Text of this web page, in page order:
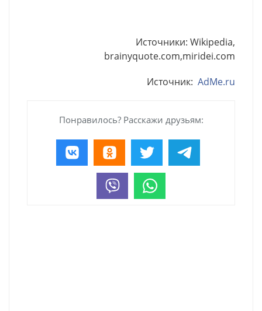
Источники: Wikipedia,
brainyquote.com,miridei.com
Источник: AdMe.ru
Понравилось? Расскажи друзьям: